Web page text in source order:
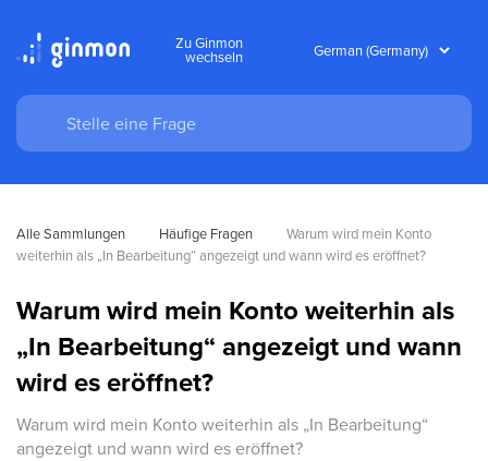
Zu Ginmon
wechseln
Alle Sammlungen Häufige Fragen
Warum wird mein Konto
weiterhin als „In Bearbeitung“ angezeigt und wann wird es eröffnet?
Warum wird mein Konto weiterhin als
„In Bearbeitung“ angezeigt und wann
wird es eröffnet?
Warum wird mein Konto weiterhin als „In Bearbeitung“
angezeigt und wann wird es eröffnet?